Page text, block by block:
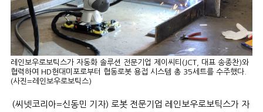
레인보우로보틱스가 자동화 솔루션 전문기업 제이씨티(JCT, 대표 송종찬)와
협력하여 HD현대미포로부터 협동로봇 용접 시스템 총 35세트를 수주했다.
(사진=레인보우로보틱스)
(씨넷코리아=신동민 기자) 로봇 전문기업 레인보우로보틱스가 자